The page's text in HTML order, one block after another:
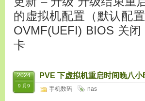
的虚拟机配置（默认配
OVMF(UEFI) BIOS 关
卡
2024
9 月9
PVE 下虚拟机重启时间晚八小
手机数码 nas